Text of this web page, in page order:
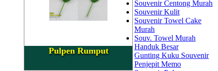
Pulpen Rumput
Souvenir Centong Murah
Souvenir Kulit
Souvenir Towel Cake
Murah
Souv. Towel Murah
Handuk Besar
Gunting Kuku Souvenir
Penjepit Memo